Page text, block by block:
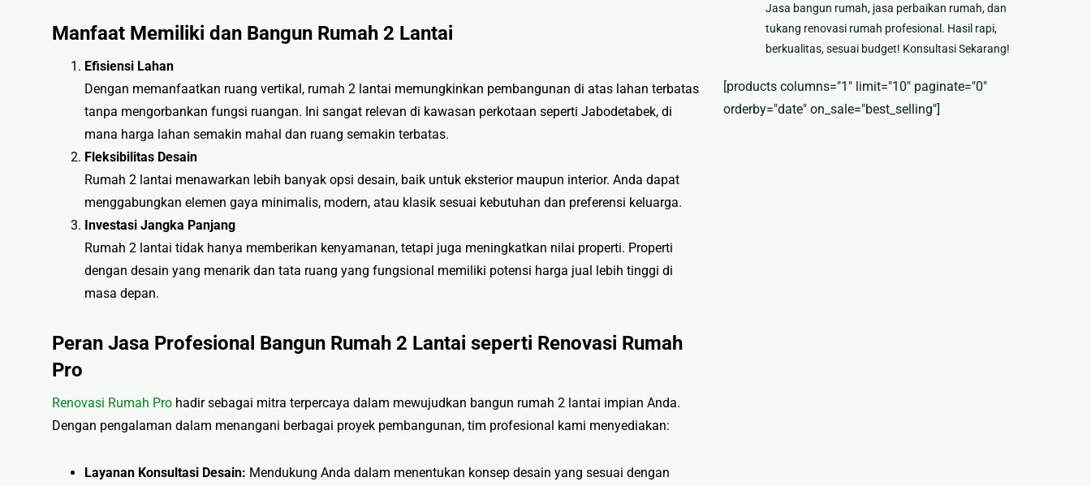
Manfaat Memiliki dan Bangun Rumah 2 Lantai
Efisiensi Lahan
Dengan memanfaatkan ruang vertikal, rumah 2 lantai memungkinkan pembangunan di atas lahan terbatas
tanpa mengorbankan fungsi ruangan. Ini sangat relevan di kawasan perkotaan seperti Jabodetabek, di
mana harga lahan semakin mahal dan ruang semakin terbatas.
Fleksibilitas Desain
Rumah 2 lantai menawarkan lebih banyak opsi desain, baik untuk eksterior maupun interior. Anda dapat
menggabungkan elemen gaya minimalis, modern, atau klasik sesuai kebutuhan dan preferensi keluarga.
Investasi Jangka Panjang
Rumah 2 lantai tidak hanya memberikan kenyamanan, tetapi juga meningkatkan nilai properti. Properti
dengan desain yang menarik dan tata ruang yang fungsional memiliki potensi harga jual lebih tinggi di
masa depan.
Peran Jasa Profesional Bangun Rumah 2 Lantai seperti Renovasi Rumah
Pro
Renovasi Rumah Prohadir sebagai mitra terpercaya dalam mewujudkan bangun rumah 2 lantai impian Anda.
Dengan pengalaman dalam menangani berbagai proyek pembangunan, tim profesional kami menyediakan:
Layanan Konsultasi Desain: Mendukung Anda dalam menentukan konsep desain yang sesuai dengan
Jasa bangun rumah, jasa perbaikan rumah, dan
tukang renovasi rumah profesional. Hasil rapi,
berkualitas, sesuai budget! Konsultasi Sekarang!
[products columns="1" limit="10" paginate="0"
orderby="date" on_sale="best_selling"]